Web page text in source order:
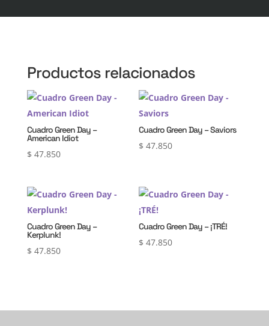
Productos relacionados
Cuadro Green Day –
American Idiot
$ 47.850
Cuadro Green Day – Saviors
$ 47.850
Cuadro Green Day –
Kerplunk!
$ 47.850
Cuadro Green Day – ¡TRÉ!
$ 47.850